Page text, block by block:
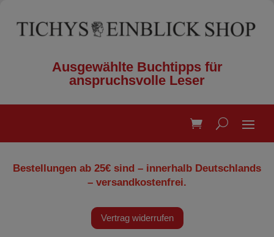
Ausgewählte Buchtipps für
anspruchsvolle Leser
Bestellungen ab 25€ sind – innerhalb Deutschlands
– versandkostenfrei.
Vertrag widerrufen